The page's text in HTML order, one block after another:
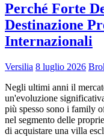
Perché Forte
Destinazione
Internazionali
Versilia 8 luglio 2026
Negli ultimi anni il
un'evoluzione
più spesso sono i family
nel segmento delle
di acquistare una villa